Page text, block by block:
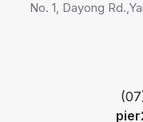
No. 1, Dayong